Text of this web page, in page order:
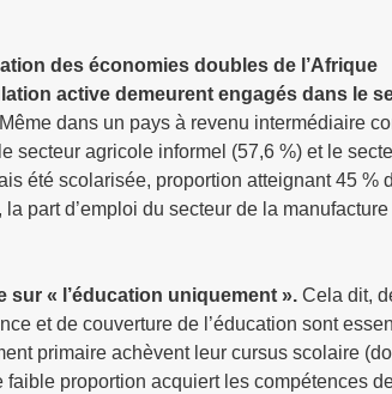
des économies doubles de l’Afrique
active demeurent engagés dans le
Même dans un pays à revenu intermédiaire
secteur agricole informel (57,6 %) et le
été scolarisée, proportion atteignant 45 %
part d’emploi du secteur de la
sur « l’éducation uniquement ». Cela dit,
et de couverture de l’éducation sont
primaire achèvent leur cursus scolaire
proportion acquiert les compétences